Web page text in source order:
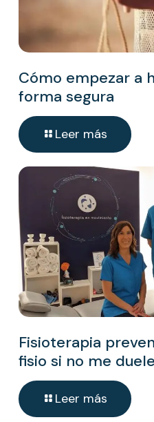
Cómo empezar a
forma segura
Leer más
Fisioterapia
fisio si no me
Leer más